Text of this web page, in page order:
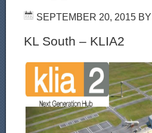
SEPTEMBER 20, 2015 BY
KL South – KLIA2